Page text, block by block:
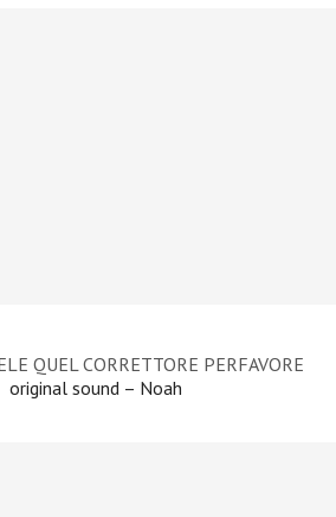
QUEL CORRETTORE PERFAVORE
sound – Noah